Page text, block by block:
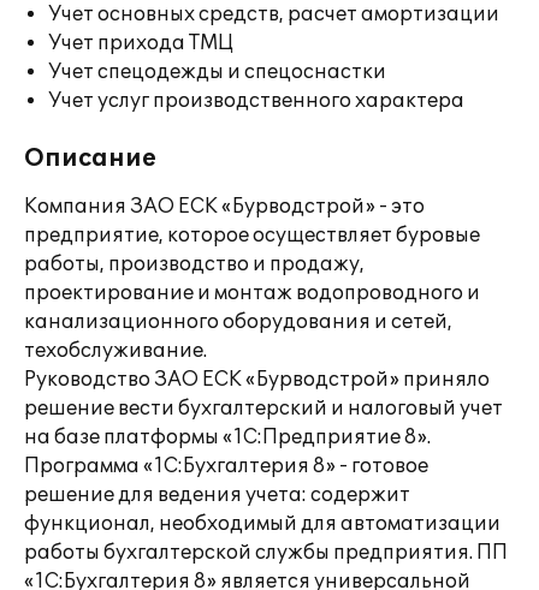
Учет основных средств, расчет амортизации
Учет прихода ТМЦ
Учет спецодежды и спецоснастки
Учет услуг производственного характера
Описание
Компания ЗАО ЕСК «Бурводстрой» - это
предприятие, которое осуществляет буровые
работы, производство и продажу,
проектирование и монтаж водопроводного и
канализационного оборудования и сетей,
техобслуживание.
Руководство ЗАО ЕСК «Бурводстрой» приняло
решение вести бухгалтерский и налоговый учет
на базе платформы «1С:Предприятие 8».
Программа «1С:Бухгалтерия 8» - готовое
решение для ведения учета: содержит
функционал, необходимый для автоматизации
работы бухгалтерской службы предприятия. ПП
«1С:Бухгалтерия 8» является универсальной